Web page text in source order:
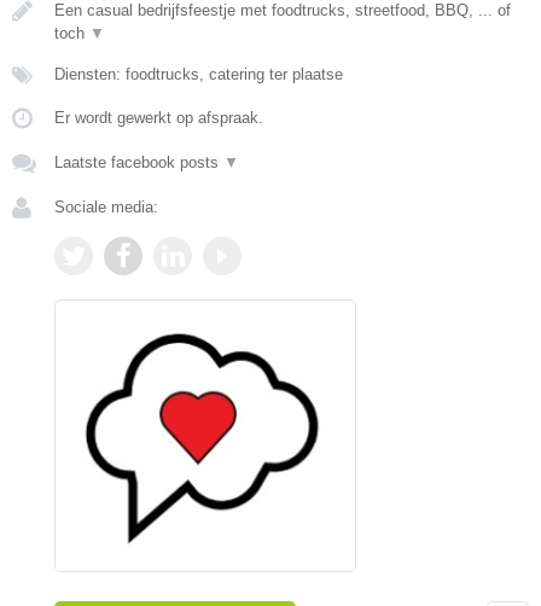
Een casual bedrijfsfeestje met foodtrucks, streetfood, BBQ, ... of
toch ▼
Diensten: foodtrucks, catering ter plaatse
Er wordt gewerkt op afspraak.
Laatste facebook posts ▼
Sociale media: